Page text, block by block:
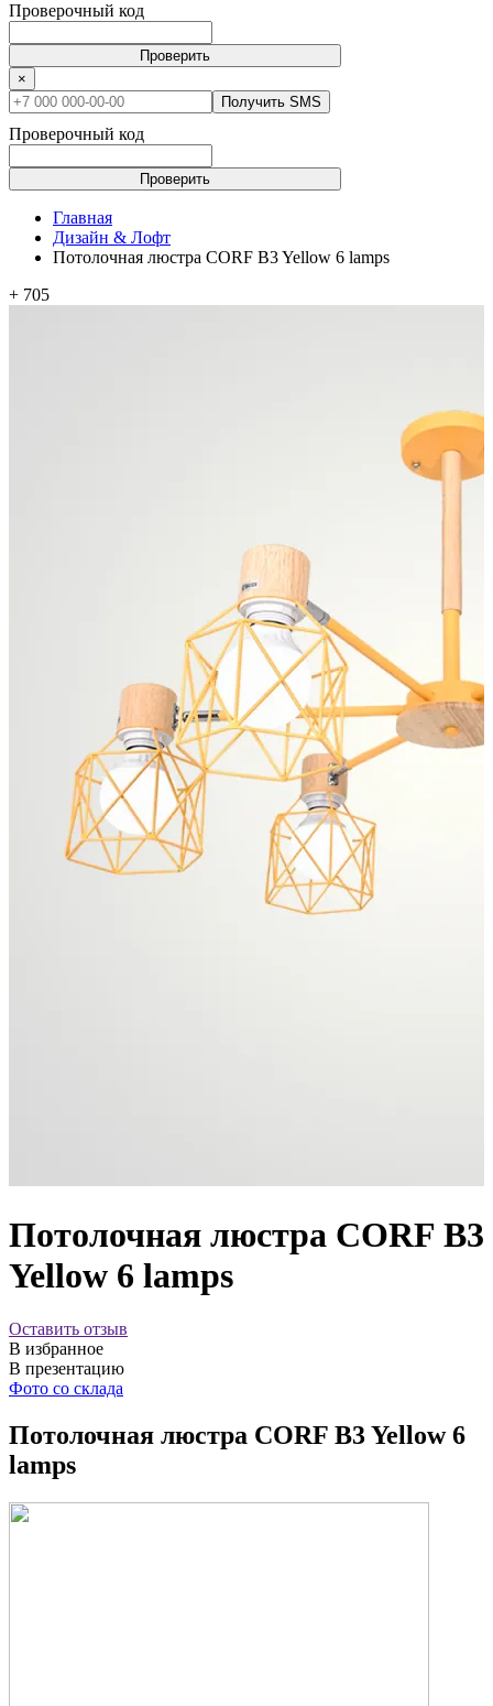
Проверочный код
Проверить
×
Получить SMS
Проверочный код
Проверить
Главная
Дизайн & Лофт
Потолочная люстра CORF B3 Yellow 6 lamps
+ 705
Потолочная люстра CORF B3
Yellow 6 lamps
Оставить отзыв
В избранное
В презентацию
Фото со склада
Потолочная люстра CORF B3 Yellow 6
lamps